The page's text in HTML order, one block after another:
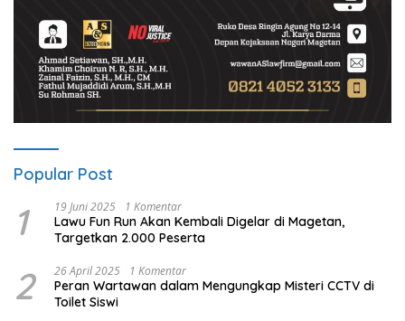
Popular Post
1 19 Juni 2025 1 Komentar
Lawu Fun Run Akan Kembali Digelar di Magetan,
Targetkan 2.000 Peserta
2 26 April 2025 1 Komentar
Peran Wartawan dalam Mengungkap Misteri CCTV di
Toilet Siswi